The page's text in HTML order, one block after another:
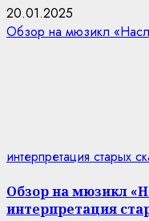
20.01.2025
Обзор на мюзикл
интерпретация старых
Обзор на мюзикл
интерпретация